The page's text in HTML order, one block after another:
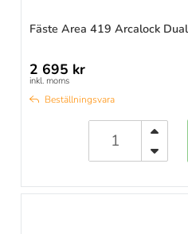
Fäste Area 419 Arcalock
2 695 kr
inkl. moms
Beställningsvara